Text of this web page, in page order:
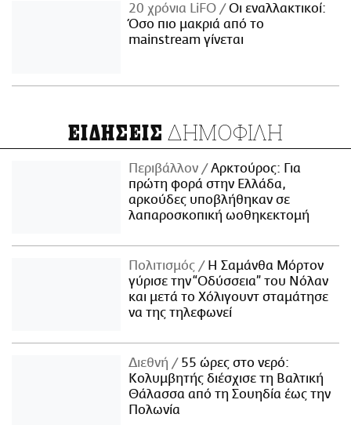
20 χρόνια LiFO
Οι εναλλακτικοί:
Όσο πιο μακριά από το
mainstream γίνεται
ΕΙΔΗΣΕΙΣ ΔΗΜΟΦΙΛΗ
Περιβάλλον
Αρκτούρος: Για
πρώτη φορά στην Ελλάδα,
αρκούδες υποβλήθηκαν σε
λαπαροσκοπική ωοθηκεκτομή
Πολιτισμός
Η Σαμάνθα Μόρτον
γύρισε την “Οδύσσεια” του Νόλαν
και μετά το Χόλιγουντ σταμάτησε
να της τηλεφωνεί
Διεθνή
55 ώρες στο νερό:
Κολυμβητής διέσχισε τη Βαλτική
Θάλασσα από τη Σουηδία έως την
Πολωνία